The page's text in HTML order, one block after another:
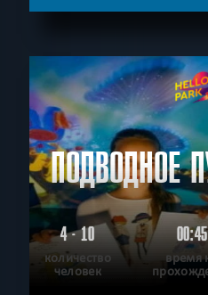
ПОДВОДНОЕ
4 - 10
количество
человек
00:45
время